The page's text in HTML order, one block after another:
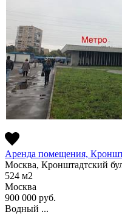
Аренда помещения,
Москва, Кронштадтский
524 м2
Москва
900 000 руб.
Водный ...